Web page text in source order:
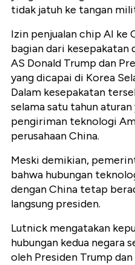
tidak jatuh ke tangan
Izin penjualan chip AI ke
bagian dari kesepakatan
AS Donald Trump dan
yang dicapai di Korea
Dalam kesepakatan
selama satu tahun
pengiriman teknologi
perusahaan China.
Meski demikian,
bahwa hubungan
dengan China tetap
langsung presiden.
Lutnick mengatakan
hubungan kedua negara
oleh Presiden Trump